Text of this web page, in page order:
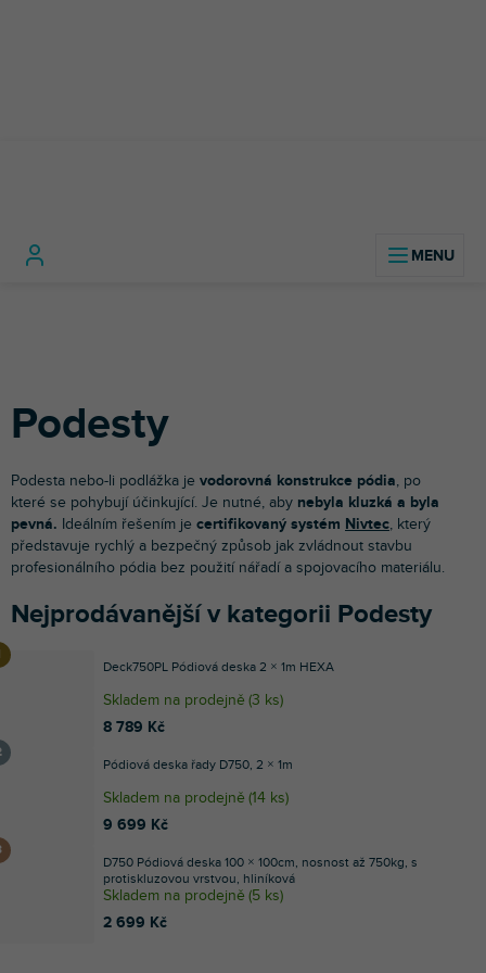
Podesty
Podesta nebo-li podlážka je vodorovná konstrukce pódia, po
které se pohybují účinkující. Je nutné, aby nebyla kluzká a byla
pevná. Ideálním řešením je certifikovaný systém Nivtec, který
představuje rychlý a bezpečný způsob jak zvládnout stavbu
profesionálního pódia bez použití nářadí a spojovacího materiálu.
Nejprodávanější v kategorii Podesty
Deck750PL Pódiová deska 2 × 1m HEXA
Skladem na prodejně (3 ks)
8 789 Kč
Pódiová deska řady D750, 2 × 1m
Skladem na prodejně (14 ks)
9 699 Kč
D750 Pódiová deska 100 × 100cm, nosnost až 750kg, s
protiskluzovou vrstvou, hliníková
Skladem na prodejně (5 ks)
2 699 Kč